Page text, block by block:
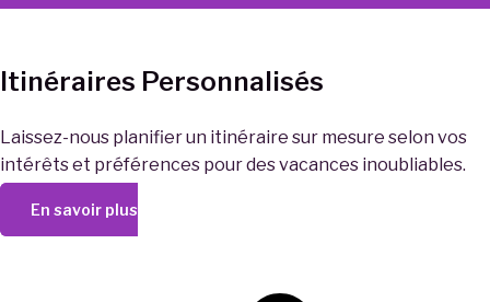
Itinéraires Personnalisés
Laissez-nous planifier un itinéraire sur mesure selon vos
intérêts et préférences pour des vacances inoubliables.
En savoir plus